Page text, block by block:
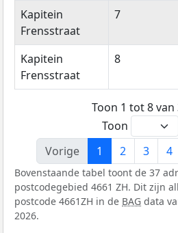
Kapitein
Frensstraat
7
Kapitein
Frensstraat
8
Toon 1 tot 8 van
Toon
Vorige
1 2 3 4
Bovenstaande tabel toont de 37
postcodegebied 4661 ZH. Dit zijn
postcode 4661ZH in de BAG data
2026.